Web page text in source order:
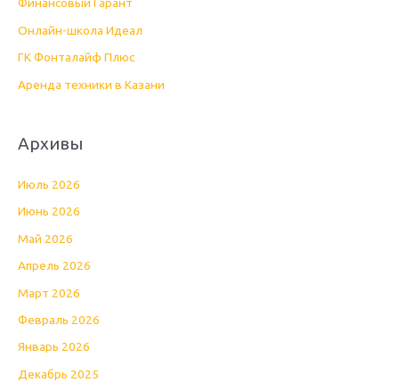
Финансовый Гарант
Онлайн-школа Идеал
ГК Фонталайф Плюс
Аренда техники в Казани
Архивы
Июль 2026
Июнь 2026
Май 2026
Апрель 2026
Март 2026
Февраль 2026
Январь 2026
Декабрь 2025